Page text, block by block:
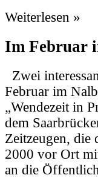
Weiterlesen »
Im Februar
Zwei
Februar im
„Wendezeit in
dem
Zeitzeugen, die
2000 vor Ort
an die